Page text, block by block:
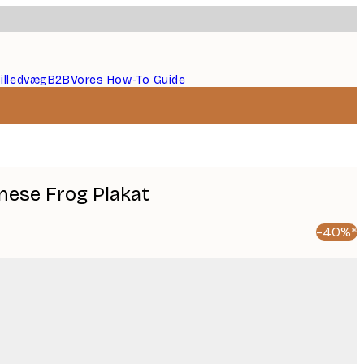
B2BVores How-To Guide
Frog Plakat
-40%*